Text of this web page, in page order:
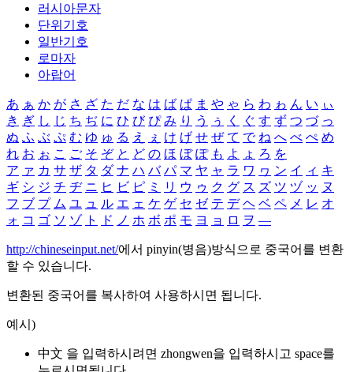
러시아문자
단위기호
일반기호
로마자
아랍어
あ ぁ か が さ ざ た だ な は ば ぱ ま や ゃ ら わ ゎ ん い ぃ
き ぎ し じ ち ぢ に ひ び ぴ み り う ぅ く ぐ す ず つ づ っ
ぬ ふ ぶ ぷ む ゆ ゅ る え ぇ け げ せ ぜ て で ね へ べ ぺ め
れ お ぉ こ ご そ ぞ と ど の ほ ぼ ぽ も よ ょ ろ を
ア ァ カ サ ザ タ ダ ナ ハ バ パ マ ヤ ャ ラ ワ ヮ ン イ ィ キ
ギ シ ジ チ ヂ ニ ヒ ビ ピ ミ リ ウ ゥ ク グ ス ズ ツ ヅ ッ ヌ
フ ブ プ ム ユ ュ ル エ ェ ケ ゲ セ ゼ テ デ ヘ ベ ペ メ レ オ
ォ コ ゴ ソ ゾ ト ド ノ ホ ボ ポ モ ヨ ョ ロ ヲ ―
http://chineseinput.net/에서 pinyin(병음)방식으로 중국어를 변환
할 수 있습니다.
변환된 중국어를 복사하여 사용하시면 됩니다.
예시)
中文 을 입력하시려면 zhongwen을 입력하시고 space를